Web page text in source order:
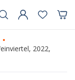
2022,